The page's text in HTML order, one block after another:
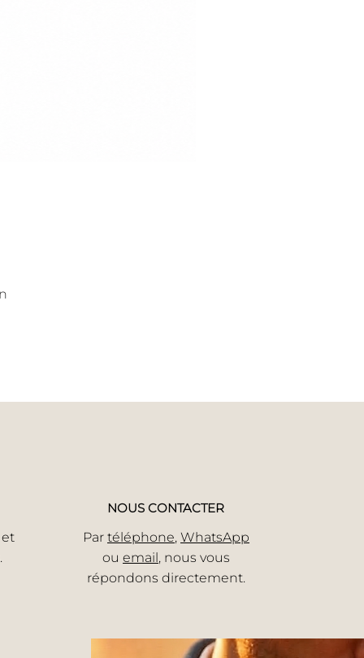
NOUS CONTACTER
Par téléphone, WhatsApp
ou email, nous vous
répondons directement.